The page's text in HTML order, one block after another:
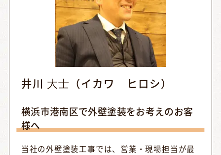
井川 ⼤⼠（イカワ ヒロシ）
横浜市港南区で外壁塗装をお考えのお客
様へ
当社の外壁塗装工事では、営業・現場担当が最